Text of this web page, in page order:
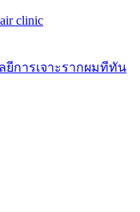
ยีการเจาะรากผมทีทัน